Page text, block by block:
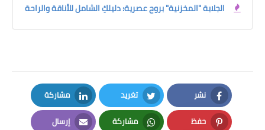
الجلابة "المخزنية" بروح عصرية: دليلكِ الشامل للأناقة والراحة
نشر
Facebook
تغريد
Twitter
مشاركة
LinkedIn
حفظ مشاركة إرسال